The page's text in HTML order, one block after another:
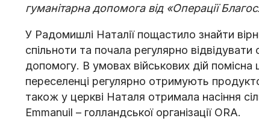
гуманітарна допомога від «Операції
У Радомишлі Наталії пощастило знайти
спільноти та почала регулярно
допомогу. В умовах військових дій
переселенці регулярно отримують
також у церкві Наталя отримала насіння
Emmanuil – голландської організації ОRА.